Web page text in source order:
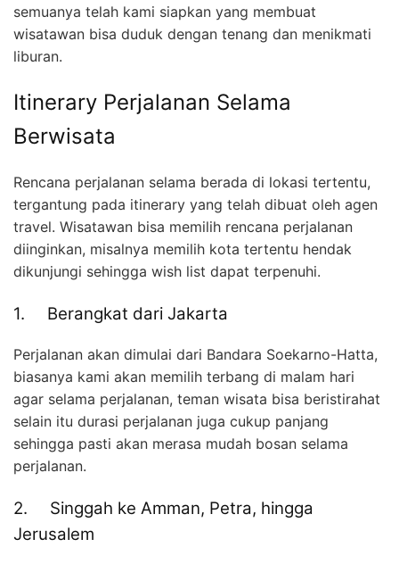
semuanya telah kami siapkan yang membuat
wisatawan bisa duduk dengan tenang dan menikmati
liburan.
Itinerary Perjalanan Selama
Berwisata
Rencana perjalanan selama berada di lokasi tertentu,
tergantung pada itinerary yang telah dibuat oleh agen
travel. Wisatawan bisa memilih rencana perjalanan
diinginkan, misalnya memilih kota tertentu hendak
dikunjungi sehingga wish list dapat terpenuhi.
1. Berangkat dari Jakarta
Perjalanan akan dimulai dari Bandara Soekarno-Hatta,
biasanya kami akan memilih terbang di malam hari
agar selama perjalanan, teman wisata bisa beristirahat
selain itu durasi perjalanan juga cukup panjang
sehingga pasti akan merasa mudah bosan selama
perjalanan.
2. Singgah ke Amman, Petra, hingga
Jerusalem